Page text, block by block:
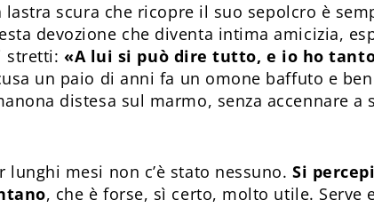
scura che ricopre il suo sepolcro è
devozione che diventa intima amicizia,
stretti: «A lui si può dire tutto, e io ho
un paio di anni fa un omone baffuto e
distesa sul marmo, senza accennare a
lunghi mesi non c’è stato nessuno. Si
, che è forse, sì certo, molto utile. Serve